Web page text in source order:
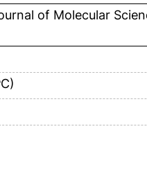
of Molecular